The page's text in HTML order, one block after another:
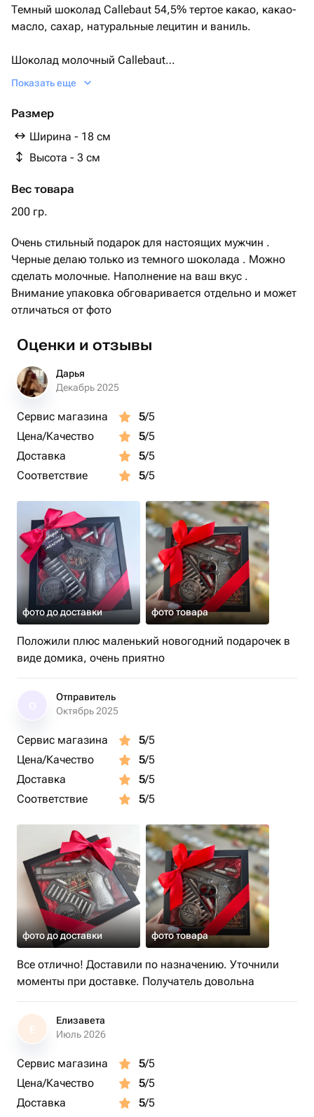
Темный шоколад Callebaut 54,5% тертое какао, какао-
масло, сахар, натуральные лецитин и ваниль.
Шоколад молочный Callebaut
Select 33,6% ( Состав сахар; масло какао; сухое
лецитин; натуральный ароматизатор:
Сублимированные ягоды , фрукты, орехи и орео
Показать еще
Размер
Ширина - 18 см
Высота - 3 см
Вес товара
200 гр.
Очень стильный подарок для настоящих мужчин .
Черные делаю только из темного шоколада . Можно
сделать молочные. Наполнение на ваш вкус .
Внимание упаковка обговаривается отдельно и может
отличаться от фото
Оценки и отзывы
Дарья
Декабрь 2025
Сервис магазина 5/5
Цена/Качество
5/5
Доставка
5/5
Соответствие
5/5
фото до доставки фото товара
Положили плюс маленький новогодний подарочек в
виде домика, очень приятно
Отправитель
Октябрь 2025
Сервис магазина 5/5
Цена/Качество
5/5
Доставка
5/5
Соответствие
5/5
фото до доставки фото товара
Все отлично! Доставили по назначению. Уточнили
моменты при доставке. Получатель довольна
Е
Елизавета
Июль 2026
Сервис магазина 5/5
Цена/Качество
5/5
Доставка
5/5